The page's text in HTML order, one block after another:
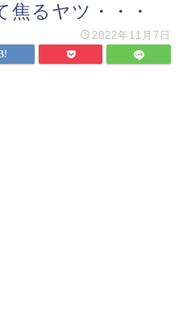
焦るヤツ・・・
2022年11月7日